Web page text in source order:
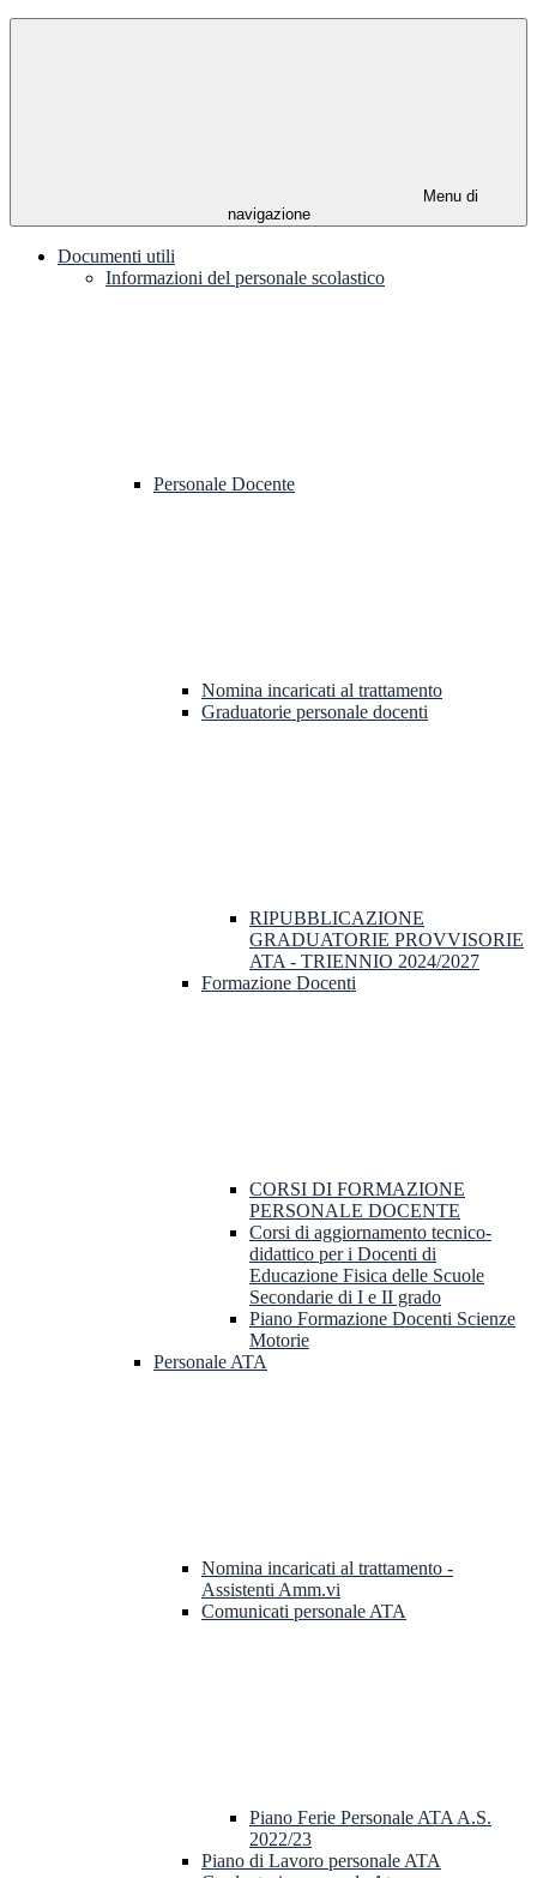
Menu di
navigazione
Documenti utili
Informazioni del personale scolastico
Personale Docente
Nomina incaricati al trattamento
Graduatorie personale docenti
RIPUBBLICAZIONE
GRADUATORIE PROVVISORIE
ATA - TRIENNIO 2024/2027
Formazione Docenti
CORSI DI FORMAZIONE
PERSONALE DOCENTE
Corsi di aggiornamento tecnico-
didattico per i Docenti di
Educazione Fisica delle Scuole
Secondarie di I e II grado
Piano Formazione Docenti Scienze
Motorie
Personale ATA
Nomina incaricati al trattamento -
Assistenti Amm.vi
Comunicati personale ATA
Piano Ferie Personale ATA A.S.
2022/23
Piano di Lavoro personale ATA